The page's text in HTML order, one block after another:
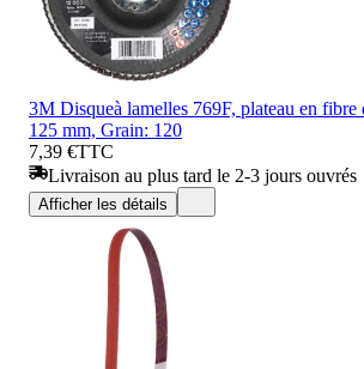
3M Disqueà lamelles 769F, plateau en
125 mm, Grain: 120
7,39 €TTC
Livraison au plus tard le 2-3 jours ouvrés
Afficher les détails